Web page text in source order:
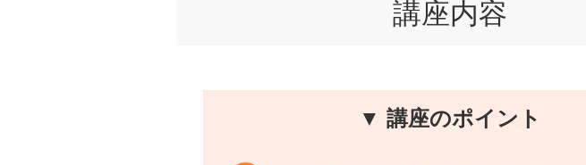
講座内容
▼ 講座のポイント